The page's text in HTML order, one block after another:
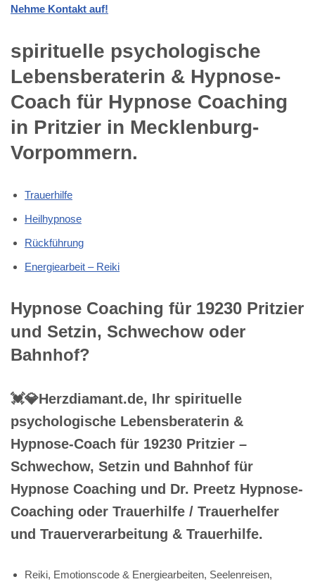
Nehme Kontakt auf!
spirituelle psychologische
Lebensberaterin & Hypnose-
Coach für Hypnose Coaching
in Pritzier in Mecklenburg-
Vorpommern.
Trauerhilfe
Heilhypnose
Rückführung
Energiearbeit – Reiki
Hypnose Coaching für 19230 Pritzier
und Setzin, Schwechow oder
Bahnhof?
💓️💎Herzdiamant.de, Ihr spirituelle
psychologische Lebensberaterin &
Hypnose-Coach für 19230 Pritzier –
Schwechow, Setzin und Bahnhof für
Hypnose Coaching und Dr. Preetz Hypnose-
Coaching oder Trauerhilfe / Trauerhelfer
und Trauerverarbeitung & Trauerhilfe.
Reiki, Emotionscode & Energiearbeiten, Seelenreisen,